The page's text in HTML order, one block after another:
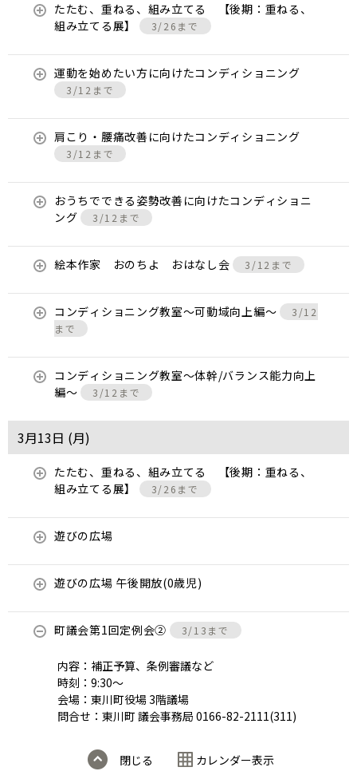
たたむ、重ねる、組み立てる 【後期：重ねる、
組み立てる展】
3/26まで
運動を始めたい方に向けたコンディショニング
3/12まで
肩こり・腰痛改善に向けたコンディショニング
3/12まで
おうちでできる姿勢改善に向けたコンディショニ
ング
3/12まで
絵本作家 おのちよ おはなし会 3/12まで
コンディショニング教室〜可動域向上編〜
3/12
まで
コンディショニング教室〜体幹/バランス能力向上
編〜
3/12まで
3月13日 (月)
たたむ、重ねる、組み立てる 【後期：重ねる、
組み立てる展】
3/26まで
遊びの広場
遊びの広場 午後開放(0歳児)
町議会第1回定例会② 3/13まで
内容：補正予算、条例審議など
時刻：9:30～
会場：東川町役場 3階議場
問合せ：東川町 議会事務局 0166-82-2111(311)
閉じる カレンダー表示